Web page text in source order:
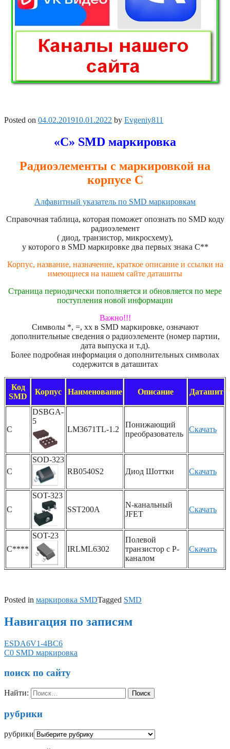
Posted on 04.02.201910.01.2022 by Evgeniy811
«С» SMD маркировка
Радиоэлементы с маркировкой на
корпусе С
Алфавитный указатель по SMD маркировкам
Справочная таблица, которая поможет опознать по SMD коду
радиоэлемент
( диод, транзистор, микросхему),
у которого в SMD маркировке два первых знака C**
Корпус, название, назначение, краткое описание и ссылки на
имеющиеся на нашем сайте даташиты
Страница периодически пополняется и обновляется по мере
поступления новой информации
Важно!!!
Символы *, =, xx в SMD маркировке, означают
дополнительные сведения о радиоэлементе (номер партии,
дата выпуска и т.д).
Более подробная информация о дополнительных символах
содержится в даташитах
Код
SMD
Корпус Наименование Описание Даташит
C
DSBGA-
5
LM3671TL-1.2
Понижающий
преобразователь
Скачать
C
SOD-323
RB0540S2
Диод Шоттки Скачать
C
SOT-323
SST200A
N-канальный
JFET
Скачать
C****
SOT-23
IRLML6302
Полевой
транзистор с P-
каналом
Скачать
Posted in маркировка SMDTagged SMD
Навигация по записям
ESDA6V1-4BC6
C0 SMD маркировка
поиск по сайту
Найти:
рубрики
рубрики